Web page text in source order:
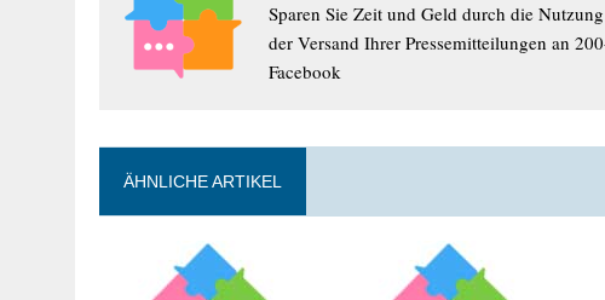
Sparen Sie Zeit und Geld durch die
der Versand Ihrer Pressemitteilungen an
Facebook
ÄHNLICHE ARTIKEL